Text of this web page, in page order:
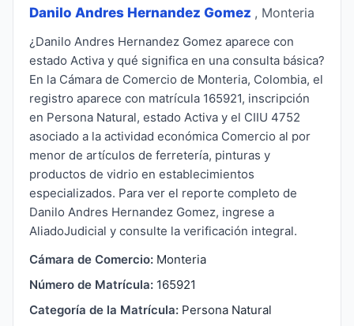
Danilo Andres Hernandez Gomez , Monteria
¿Danilo Andres Hernandez Gomez aparece con
estado Activa y qué significa en una consulta básica?
En la Cámara de Comercio de Monteria, Colombia, el
registro aparece con matrícula 165921, inscripción
en Persona Natural, estado Activa y el CIIU 4752
asociado a la actividad económica Comercio al por
menor de artículos de ferretería, pinturas y
productos de vidrio en establecimientos
especializados. Para ver el reporte completo de
Danilo Andres Hernandez Gomez, ingrese a
AliadoJudicial y consulte la verificación integral.
Cámara de Comercio: Monteria
Número de Matrícula: 165921
Categoría de la Matrícula: Persona Natural